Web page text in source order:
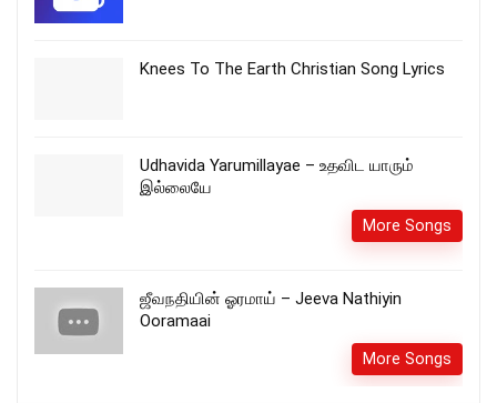
Knees To The Earth Christian Song Lyrics
Udhavida Yarumillayae – உதவிட யாரும்
இல்லையே
More Songs
ஜீவநதியின் ஓரமாய் – Jeeva Nathiyin
Ooramaai
More Songs